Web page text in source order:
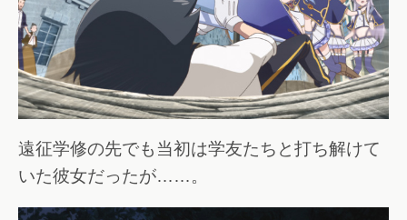
遠征学修の先でも当初は学友たちと打ち解けて
いた彼女だったが……。